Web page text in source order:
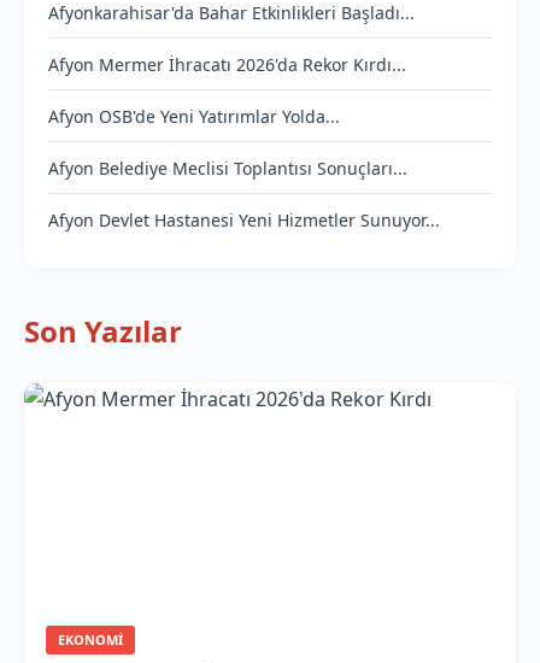
Afyonkarahisar'da Bahar Etkinlikleri Başladı...
Afyon Mermer İhracatı 2026'da Rekor Kırdı...
Afyon OSB'de Yeni Yatırımlar Yolda...
Afyon Belediye Meclisi Toplantısı Sonuçları...
Afyon Devlet Hastanesi Yeni Hizmetler Sunuyor...
Son Yazılar
EKONOMI